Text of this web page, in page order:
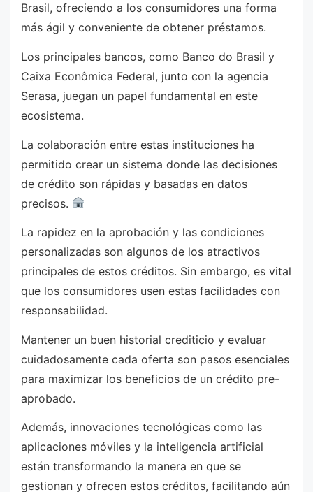
Brasil, ofreciendo a los consumidores una forma
más ágil y conveniente de obtener préstamos.
Los principales bancos, como Banco do Brasil y
Caixa Econômica Federal, junto con la agencia
Serasa, juegan un papel fundamental en este
ecosistema.
La colaboración entre estas instituciones ha
permitido crear un sistema donde las decisiones
de crédito son rápidas y basadas en datos
precisos.
La rapidez en la aprobación y las condiciones
personalizadas son algunos de los atractivos
principales de estos créditos. Sin embargo, es vital
que los consumidores usen estas facilidades con
responsabilidad.
Mantener un buen historial crediticio y evaluar
cuidadosamente cada oferta son pasos esenciales
para maximizar los beneficios de un crédito pre-
aprobado.
Además, innovaciones tecnológicas como las
aplicaciones móviles y la inteligencia artificial
están transformando la manera en que se
gestionan y ofrecen estos créditos, facilitando aún